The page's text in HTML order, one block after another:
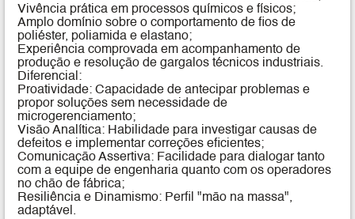
Vivência prática em processos químicos e físicos;
Amplo domínio sobre o comportamento de fios de
poliéster, poliamida e elastano;
Experiência comprovada em acompanhamento de
produção e resolução de gargalos técnicos industriais.
Diferencial:
Proatividade: Capacidade de antecipar problemas e
propor soluções sem necessidade de
microgerenciamento;
Visão Analítica: Habilidade para investigar causas de
defeitos e implementar correções eficientes;
Comunicação Assertiva: Facilidade para dialogar tanto
com a equipe de engenharia quanto com os operadores
no chão de fábrica;
Resiliência e Dinamismo: Perfil "mão na massa",
adaptável.